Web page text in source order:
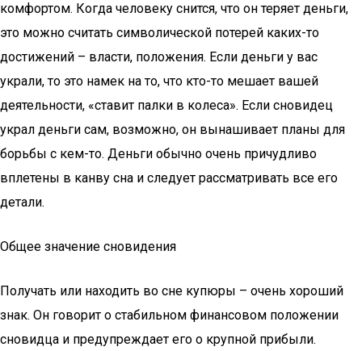
комфортом. Когда человеку снится, что он теряет деньги,
это можно считать символической потерей каких-то
достижений – власти, положения. Если деньги у вас
украли, то это намек на то, что кто-то мешает вашей
деятельности, «ставит палки в колеса». Если сновидец
украл деньги сам, возможно, он вынашивает планы для
борьбы с кем-то. Деньги обычно очень причудливо
вплетены в канву сна и следует рассматривать все его
детали.
Общее значение сновидения
Получать или находить во сне купюры – очень хороший
знак. Он говорит о стабильном финансовом положении
сновидца и предупреждает его о крупной прибыли.